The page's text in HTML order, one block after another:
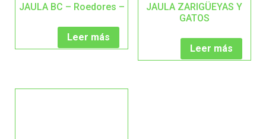
JAULA BC – Roedores –
Leer más
JAULA ZARIGÜEYAS Y
GATOS
Leer más